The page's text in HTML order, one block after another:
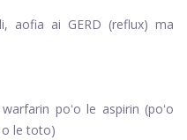
aofia ai GERD (reflux) ma
poʻo le aspirin (poʻo
o le toto)